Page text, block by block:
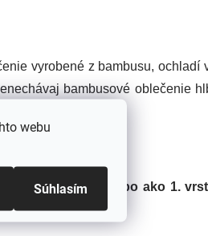
webu
Súhlasím
vyrobené z bambusu, ochladí
bambusové oblečenie
škvŕn.
na spánok alebo ako 1.